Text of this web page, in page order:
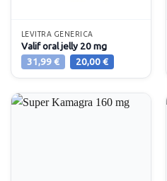
LEVITRA GENERICA
Valif oral jelly 20 mg
31,99€
Il
prezzo
originale
31,99 €.
20,00€ Il
prezzo
attuale
20,00 €.